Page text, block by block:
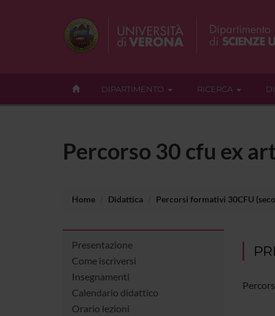
DIPARTIMENTO RICERCA
Percorso 30 cfu ex
Home Didattica Percorsi formativi 30CFU
Presentazione
Come iscriversi
Insegnamenti
Calendario didattico
Orario lezioni